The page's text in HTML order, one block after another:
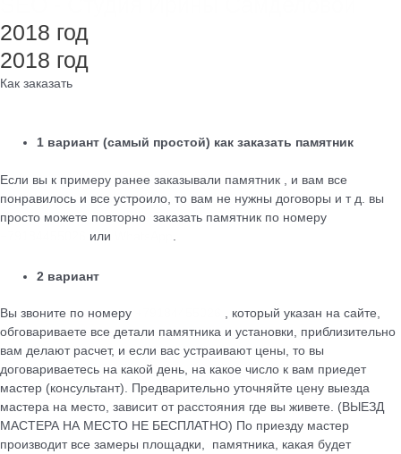
2018 год
2018 год
Как заказать
1 вариант (самый простой) как заказать памятник
Если вы к примеру ранее заказывали памятник , и вам все
понравилось и все устроило, то вам не нужны договоры и т д. вы
просто можете повторно заказать памятник по номеру
или
2 вариант
Вы звоните по номеру
, который указан на сайте,
обговариваете все детали памятника и установки, приблизительно
вам делают расчет, и если вас устраивают цены, то вы
договариваетесь на какой день, на какое число к вам приедет
мастер (консультант). Предварительно уточняйте цену выезда
мастера на место, зависит от расстояния где вы живете. (ВЫЕЗД
МАСТЕРА НА МЕСТО НЕ БЕСПЛАТНО) По приезду мастер
производит все замеры площадки, памятника, какая будет